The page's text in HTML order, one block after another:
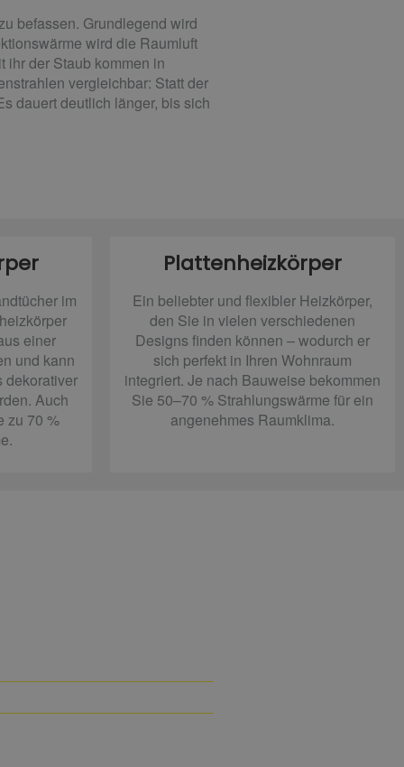
befassen. Grundlegend wird
wird die Raumluft
ihr der Staub kommen in
vergleichbar: Statt der
dauert deutlich länger, bis sich
im
einer
und kann
dekorativer
Auch
zu 70 %
Plattenheizkörper
Ein beliebter und flexibler Heizkörper,
den Sie in vielen verschiedenen
Designs finden können – wodurch er
sich perfekt in Ihren Wohnraum
integriert. Je nach Bauweise bekommen
Sie 50–70 % Strahlungswärme für ein
angenehmes Raumklima.